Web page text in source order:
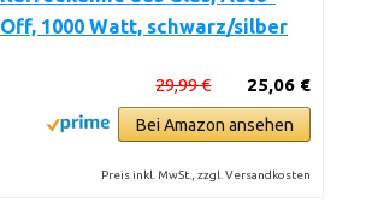
Off, 1000 Watt, schwarz/silber
25,06 €
29,99 €
Bei Amazon ansehen
Preis inkl. MwSt., zzgl. Versandkosten